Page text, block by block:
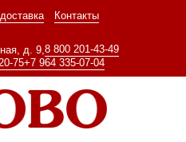
Контакты
д. 9, 8 800 201-43-49
75+7 964 335-07-04